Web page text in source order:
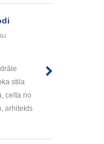
stila
celta no
arhitekts